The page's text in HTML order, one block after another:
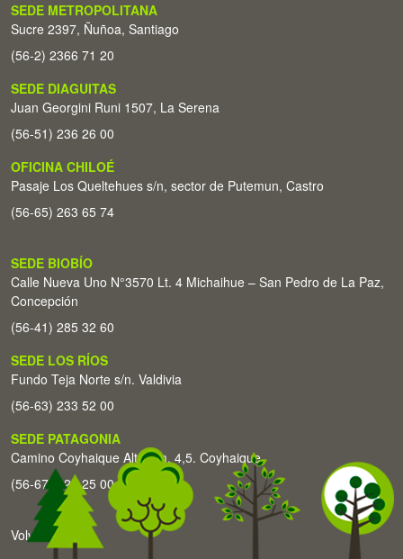
SEDE METROPOLITANA
Sucre 2397, Ñuñoa, Santiago
(56-2) 2366 71 20
SEDE DIAGUITAS
Juan Georgini Runi 1507, La Serena
(56-51) 236 26 00
OFICINA CHILOÉ
Pasaje Los Queltehues s/n, sector de Putemun, Castro
(56-65) 263 65 74
SEDE BIOBÍO
Calle Nueva Uno N°3570 Lt. 4 Michaihue – San Pedro de La Paz,
Concepción
(56-41) 285 32 60
SEDE LOS RÍOS
Fundo Teja Norte s/n. Valdivia
(56-63) 233 52 00
SEDE PATAGONIA
Camino Coyhaique Alto Km. 4,5. Coyhaique
(56-67) 226 25 00
Volver arriba